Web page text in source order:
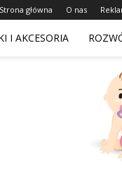
Strona główna O nas
I AKCESORIA